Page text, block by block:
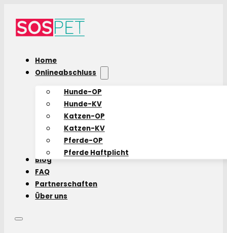
Home
Onlineabschluss
Hunde-OP
Hunde-KV
Katzen-OP
Katzen-KV
Pferde-OP
Pferde Haftplicht
Blog
FAQ
Partnerschaften
Über uns